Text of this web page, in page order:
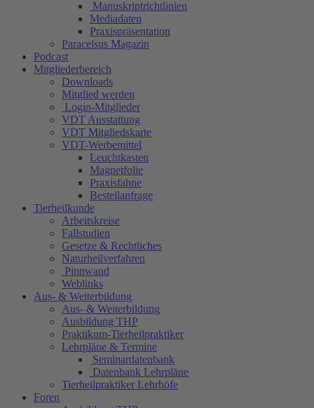
Manuskriptrichtlinien
Mediadaten
Praxispräsentation
Paracelsus Magazin
Podcast
Mitgliederbereich
Downloads
Mitglied werden
Login-Mitglieder
VDT Ausstattung
VDT Mitgliedskarte
VDT-Werbemittel
Leuchtkasten
Magnetfolie
Praxisfahne
Bestellanfrage
Tierheilkunde
Arbeitskreise
Fallstudien
Gesetze & Rechtliches
Naturheilverfahren
Pinnwand
Weblinks
Aus- & Weiterbildung
Aus- & Weiterbildung
Ausbildung THP
Praktikum-Tierheilpraktiker
Lehrpläne & Termine
Seminardatenbank
Datenbank Lehrpläne
Tierheilpraktiker Lehrhöfe
Foren